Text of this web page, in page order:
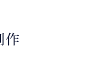
作